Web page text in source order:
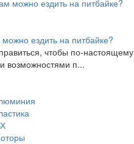
ездить на питбайке?
чтобы по-настоящему
возможностями п...